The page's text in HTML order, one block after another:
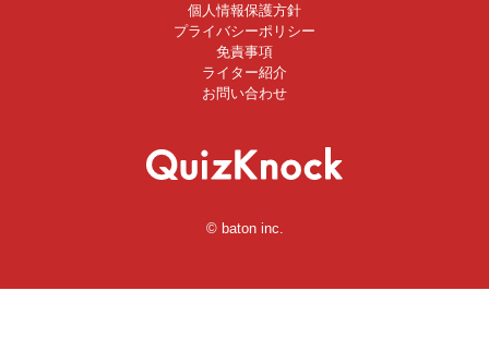
個人情報保護方針
プライバシーポリシー
免責事項
ライター紹介
お問い合わせ
© baton inc.